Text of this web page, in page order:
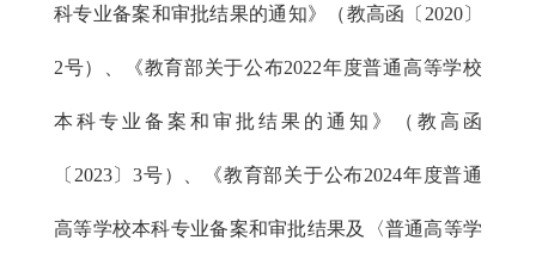
科专业备案和审批结果的通知》（教高函〔2020〕
2号）、《教育部关于公布2022年度普通高等学校
本科专业备案和审批结果的通知》（教高函
〔2023〕3号）、《教育部关于公布2024年度普通
高等学校本科专业备案和审批结果及〈普通高等学